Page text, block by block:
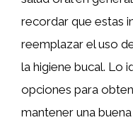
recordar que estas
reemplazar el uso
la higiene bucal. Lo
opciones para
mantener una